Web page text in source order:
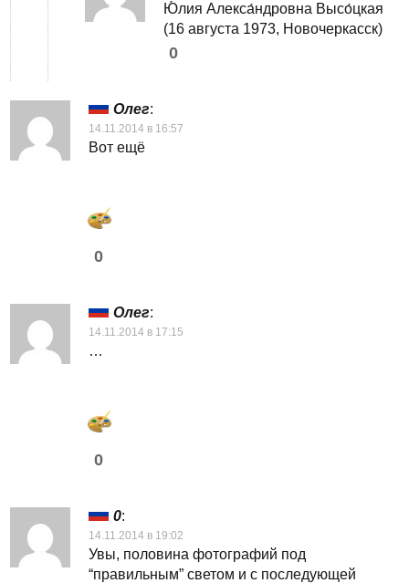
Ю́лия Алекса́ндровна Высо́цкая
(16 августа 1973, Новочеркасск)
0
Олег:
14.11.2014 в 16:57
Вот ещё
0
Олег:
14.11.2014 в 17:15
…
0
0:
14.11.2014 в 19:02
Увы, половина фотографий под
“правильным” светом и с последующей